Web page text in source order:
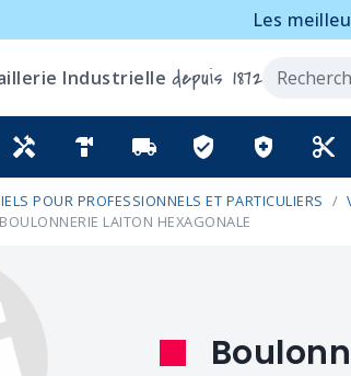
Les
Industrielle depuis 1872
handyman hardware local_shipping verified_user health_and_safety content_cut
POUR PROFESSIONNELS ET PARTICULIERS
BOULONNERIE LAITON HEXAGONALE